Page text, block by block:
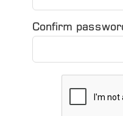
Confirm